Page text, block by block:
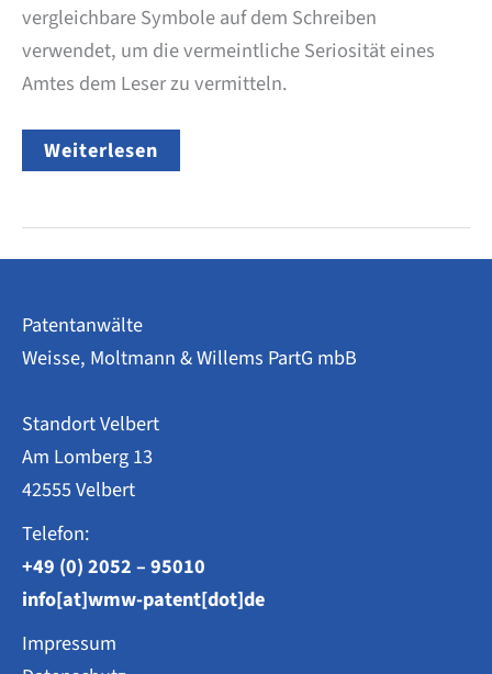
vergleichbare Symbole auf dem Schreiben
verwendet, um die vermeintliche Seriosität eines
Amtes dem Leser zu vermitteln.
WARNUNG
vor
Weiterlesen
Patentanwälte
Weisse, Moltmann & Willems PartG mbB
Standort Velbert
Am Lomberg 13
42555 Velbert
Telefon:
+49 (0) 2052 – 95010
info[at]wmw-patent[dot]de
Impressum